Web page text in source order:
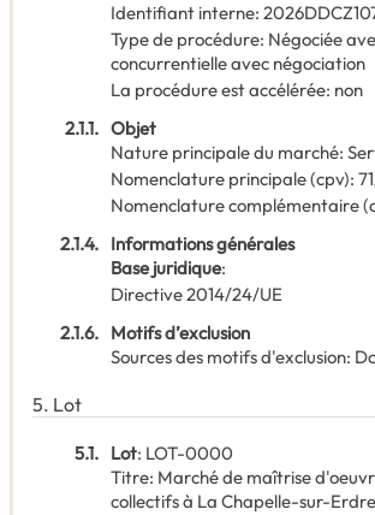
Identifiant interne:
Type de procédure: Négociée
concurrentielle avec négociation
La procédure est accélérée: non
2.1.1. Objet
Nature principale du marché:
Nomenclature principale(cpv):
Nomenclature complémentaire(
2.1.4. Informations générales
Base juridique:
Directive 2014/24/UE
2.1.6. Motifs d’exclusion
Sources des motifs d'exclusion:
5. Lot
5.1. Lot: LOT-0000
Titre: Marché de maîtrise
collectifs à La Chapelle-sur-